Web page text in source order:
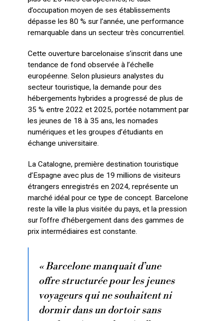
d’occupation moyen de ses établissements
dépasse les 80 % sur l’année, une performance
remarquable dans un secteur très concurrentiel.
Cette ouverture barcelonaise s’inscrit dans une
tendance de fond observée à l’échelle
européenne. Selon plusieurs analystes du
secteur touristique, la demande pour des
hébergements hybrides a progressé de plus de
35 % entre 2022 et 2025, portée notamment par
les jeunes de 18 à 35 ans, les nomades
numériques et les groupes d’étudiants en
échange universitaire.
La Catalogne, première destination touristique
d’Espagne avec plus de 19 millions de visiteurs
étrangers enregistrés en 2024, représente un
marché idéal pour ce type de concept. Barcelone
reste la ville la plus visitée du pays, et la pression
sur l’offre d’hébergement dans des gammes de
prix intermédiaires est constante.
« Barcelone manquait d’une
offre structurée pour les jeunes
voyageurs qui ne souhaitent ni
dormir dans un dortoir sans